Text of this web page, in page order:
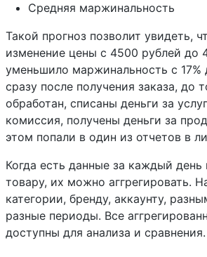
Средняя маржинальность
Такой прогноз позволит увидеть,
изменение цены с 4500 рублей до
уменьшило маржинальность с 17%
сразу после получения заказа, до
обработан, списаны деньги за
комиссия, получены деньги за
этом попали в один из отчетов в
Когда есть данные за каждый
товару, их можно аггрегировать.
категории, бренду, аккаунту,
разные периоды. Все
доступны для анализа и сравнения.